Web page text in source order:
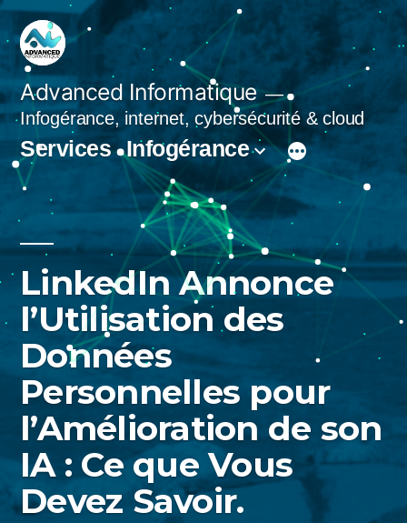
Aller
au
contenu
Advanced Informatique
Infogérance, internet, cybersécurité & cloud
Services Infogérance
LinkedIn Annonce
l’Utilisation des
Données
Personnelles pour
l’Amélioration de son
IA : Ce que Vous
Devez Savoir.